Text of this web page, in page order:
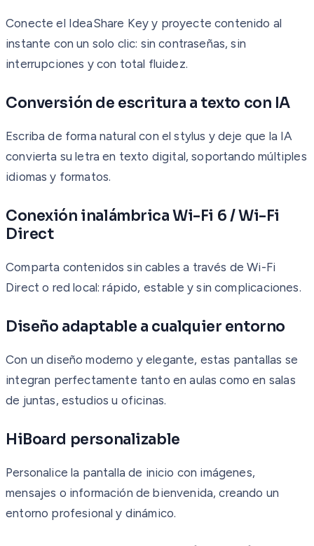
Conecte el IdeaShare Key y proyecte contenido al
instante con un solo clic: sin contraseñas, sin
interrupciones y con total fluidez.
Conversión de escritura a texto con IA
Escriba de forma natural con el stylus y deje que la IA
convierta su letra en texto digital, soportando múltiples
idiomas y formatos.
Conexión inalámbrica Wi-Fi 6 / Wi-Fi
Direct
Comparta contenidos sin cables a través de Wi-Fi
Direct o red local: rápido, estable y sin complicaciones.
Diseño adaptable a cualquier entorno
Con un diseño moderno y elegante, estas pantallas se
integran perfectamente tanto en aulas como en salas
de juntas, estudios u oficinas.
HiBoard personalizable
Personalice la pantalla de inicio con imágenes,
mensajes o información de bienvenida, creando un
entorno profesional y dinámico.